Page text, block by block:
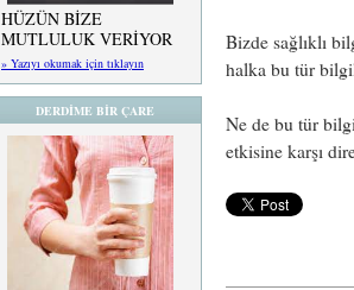
HÜZÜN BİZE
MUTLULUK VERİYOR
» Yazıyı okumak için tıklayın
DERDİME BİR ÇARE
Bizde sağlıklı
halka bu tür
Ne de bu tür
etkisine karşı